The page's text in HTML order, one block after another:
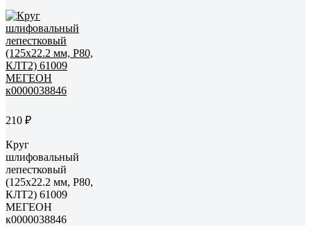
210 ₽
Круг
шлифовальный
лепестковый
(125х22.2 мм, P80,
КЛТ2) 61009
МЕГЕОН
к0000038846